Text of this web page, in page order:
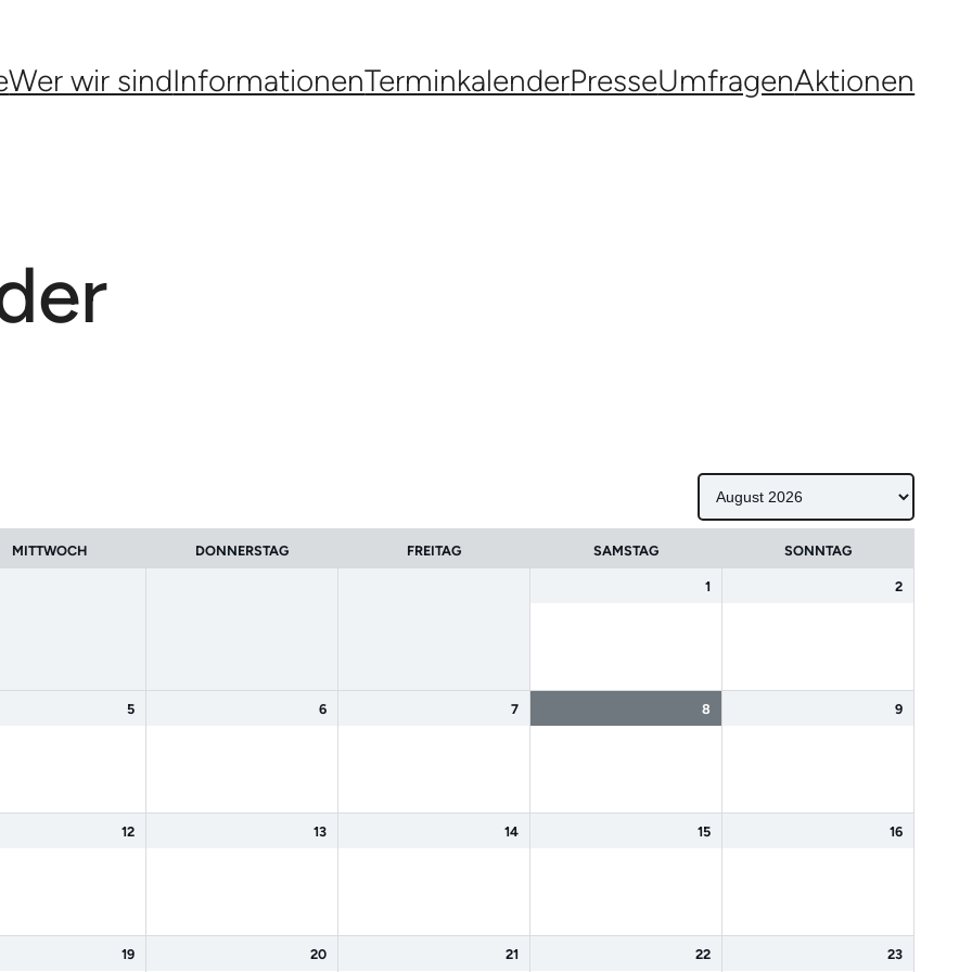
Wer wir sindInformationenTerminkalenderPresseUmfragenAktionen
MITTWOCH DONNERSTAG FREITAG SAMSTAG SONNTAG
1 2
5 6 7 8 9
12 13 14 15 16
19 20 21 22 23